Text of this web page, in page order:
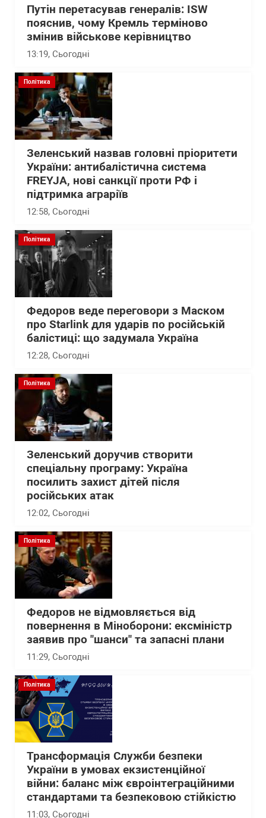
Путін перетасував генералів: ISW
пояснив, чому Кремль терміново
змінив військове керівництво
13:19, Сьогодні
Політика
Зеленський назвав головні пріоритети
України: антибалістична система
FREYJA, нові санкції проти РФ і
підтримка аграріїв
12:58, Сьогодні
Політика
Федоров веде переговори з Маском
про Starlink для ударів по російській
балістиці: що задумала Україна
12:28, Сьогодні
Політика
Зеленський доручив створити
спеціальну програму: Україна
посилить захист дітей після
російських атак
12:02, Сьогодні
Політика
Федоров не відмовляється від
повернення в Міноборони: ексміністр
заявив про "шанси" та запасні плани
11:29, Сьогодні
Політика
Трансформація Служби безпеки
України в умовах екзистенційної
війни: баланс між євроінтеграційними
стандартами та безпековою стійкістю
11:03, Сьогодні